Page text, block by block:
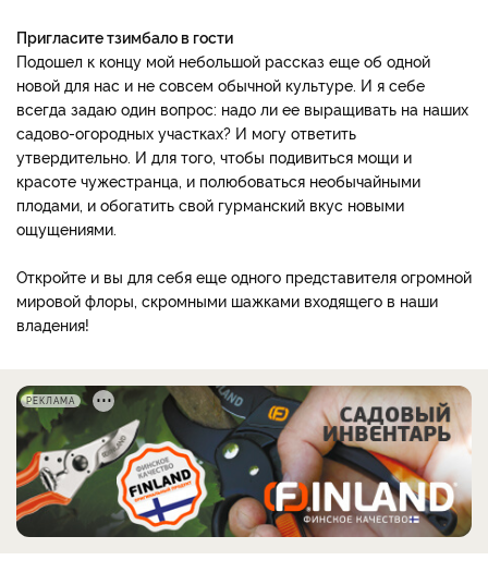
Пригласите тзимбало в гости
Подошел к концу мой небольшой рассказ еще об одной
новой для нас и не совсем обычной культуре. И я себе
всегда задаю один вопрос: надо ли ее выращивать на наших
садово-огородных участках? И могу ответить
утвердительно. И для того, чтобы подивиться мощи и
красоте чужестранца, и полюбоваться необычайными
плодами, и обогатить свой гурманский вкус новыми
ощущениями.
Откройте и вы для себя еще одного представителя огромной
мировой флоры, скромными шажками входящего в наши
владения!
РЕКЛАМА